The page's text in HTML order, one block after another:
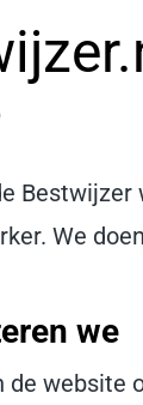
We
we
de website